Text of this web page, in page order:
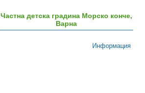
Частна детска градина Морско конче,
Варна
Информация